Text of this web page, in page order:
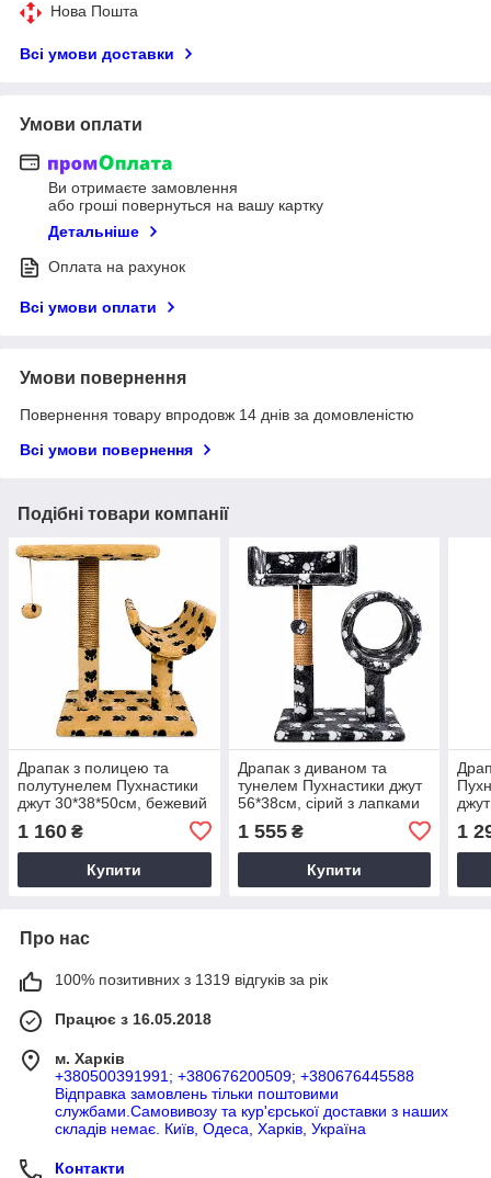
Нова Пошта
Всі умови доставки
Умови оплати
Ви отримаєте замовлення
або гроші повернуться на вашу картку
Детальніше
Оплата на рахунок
Всі умови оплати
Умови повернення
Повернення товару впродовж 14 днів за домовленістю
Всі умови повернення
Подібні товари компанії
Драпак з полицею та
полутунелем Пухнастики
джут 30*38*50см, бежевий
1 160 ₴
Купити
Драпак з диваном та
тунелем Пухнастики джут
56*38см, сірий з лапками
1 555₴
Купити
1
Про нас
100% позитивних з 1319 відгуків за рік
Працює з 16.05.2018
м. Харків
+380500391991; +380676200509; +380676445588
Відправка замовлень тільки поштовими
службами.Самовивозу та кур'єрської доставки з наших
складів немає. Київ, Одеса, Харків, Україна
Контакти